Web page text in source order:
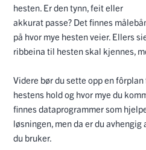
hesten. Er den tynn, feit eller
akkurat passe? Det finnes
på hvor mye hesten veier. Ellers
ribbeina til hesten skal kjennes,
Videre bør du sette opp en
hestens hold og hvor mye du
finnes dataprogrammer som
løsningen, men da er du
du bruker.